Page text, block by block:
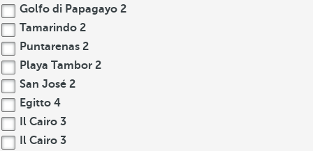
Golfo di Papagayo 2
Tamarindo 2
Puntarenas 2
Playa Tambor 2
San José 2
Egitto 4
Il Cairo 3
Il Cairo 3